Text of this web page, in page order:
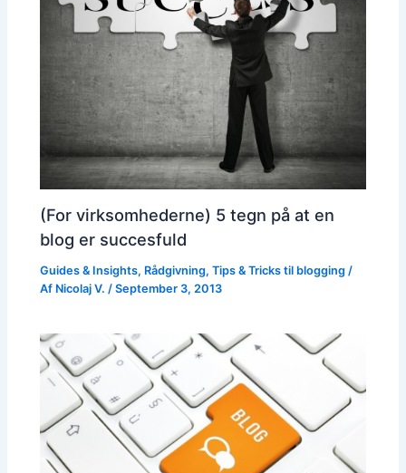
(For virksomhederne) 5 tegn på at en
blog er succesfuld
Guides & Insights, Rådgivning,Tips & Tricks til blogging /
Af Nicolaj V. /September 3, 2013